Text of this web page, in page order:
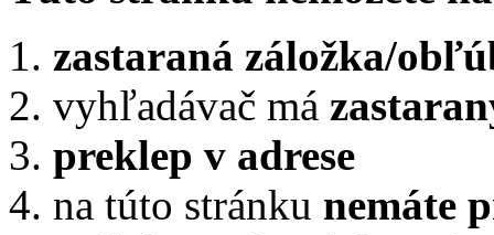
zastaraná záložka/
vyhľadávač má
preklep v adrese
na túto stránku nemáte